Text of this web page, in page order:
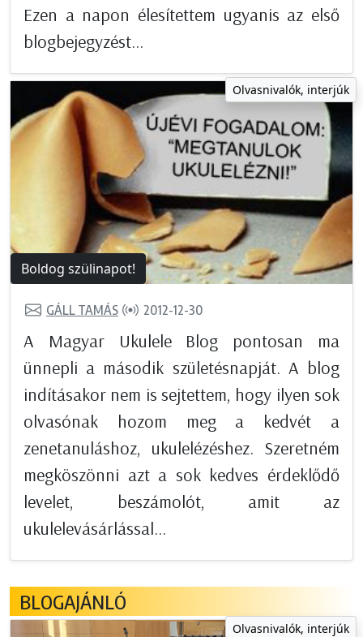
Ezen a napon élesítettem ugyanis az első
blogbejegyzést...
Olvasnivalók, interjúk
Boldog szülinapot!
GÁLL TAMÁS 2012-12-30
A Magyar Ukulele Blog pontosan ma
ünnepli a második születésnapját. A blog
indításakor nem is sejtettem, hogy ilyen sok
olvasónak hozom meg a kedvét a
zenetanuláshoz, ukulelézéshez. Szeretném
megköszönni azt a sok kedves érdeklődő
levelet, beszámolót, amit az
ukulelevásárlással...
BLOGAJÁNLÓ
Olvasnivalók, interjúk